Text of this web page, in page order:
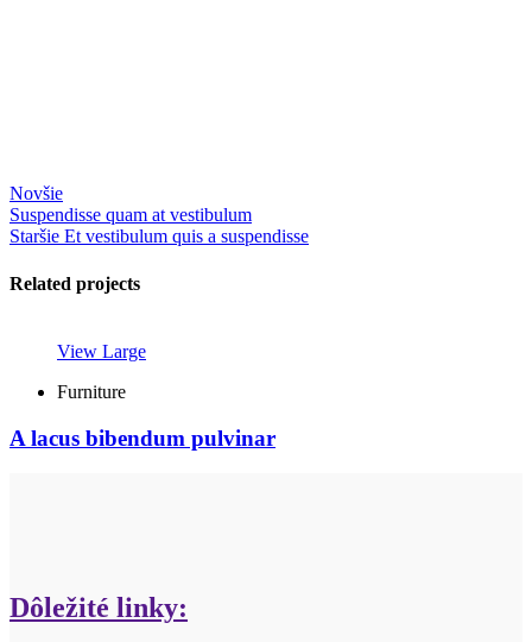
Novšie
Suspendisse quam at vestibulum
Staršie Et vestibulum quis a suspendisse
Related projects
View Large
Furniture
A lacus bibendum pulvinar
Dôležité linky: